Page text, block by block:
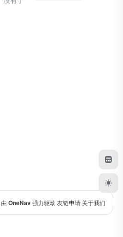
由 OneNav强力驱动 友链申请 关于我们